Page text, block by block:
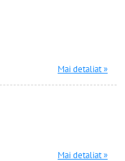
Mai detaliat »
Mai detaliat »